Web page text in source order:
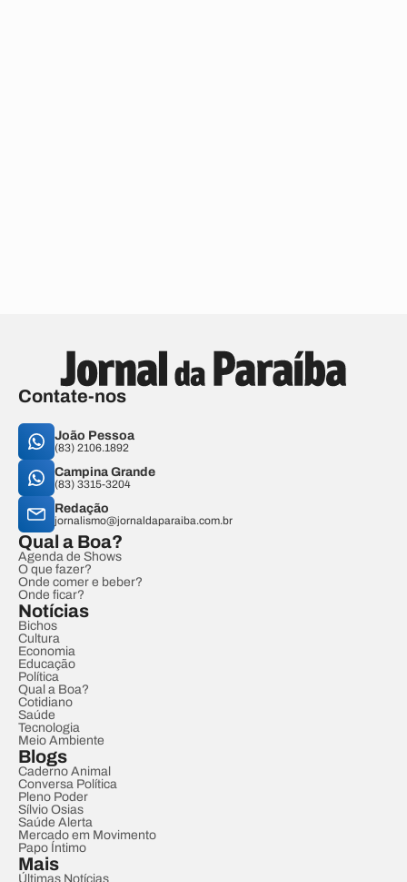
Contate-nos
João Pessoa
(83) 2106.1892
Campina Grande
(83) 3315-3204
Redação
jornalismo@jornaldaparaiba.com.br
Qual a Boa?
Agenda de Shows
O que fazer?
Onde comer e beber?
Onde ficar?
Notícias
Bichos
Cultura
Economia
Educação
Política
Qual a Boa?
Cotidiano
Saúde
Tecnologia
Meio Ambiente
Blogs
Caderno Animal
Conversa Política
Pleno Poder
Sílvio Osias
Saúde Alerta
Mercado em Movimento
Papo Íntimo
Mais
Últimas Notícias